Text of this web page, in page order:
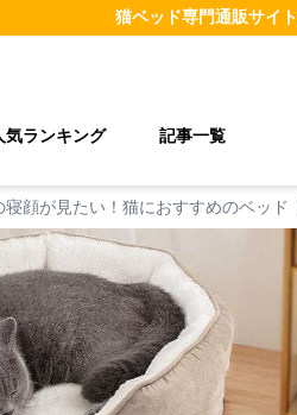
猫ベッド専門通販サイト
気ランキング 記事一覧
顔が見たい！猫におすすめのベッド